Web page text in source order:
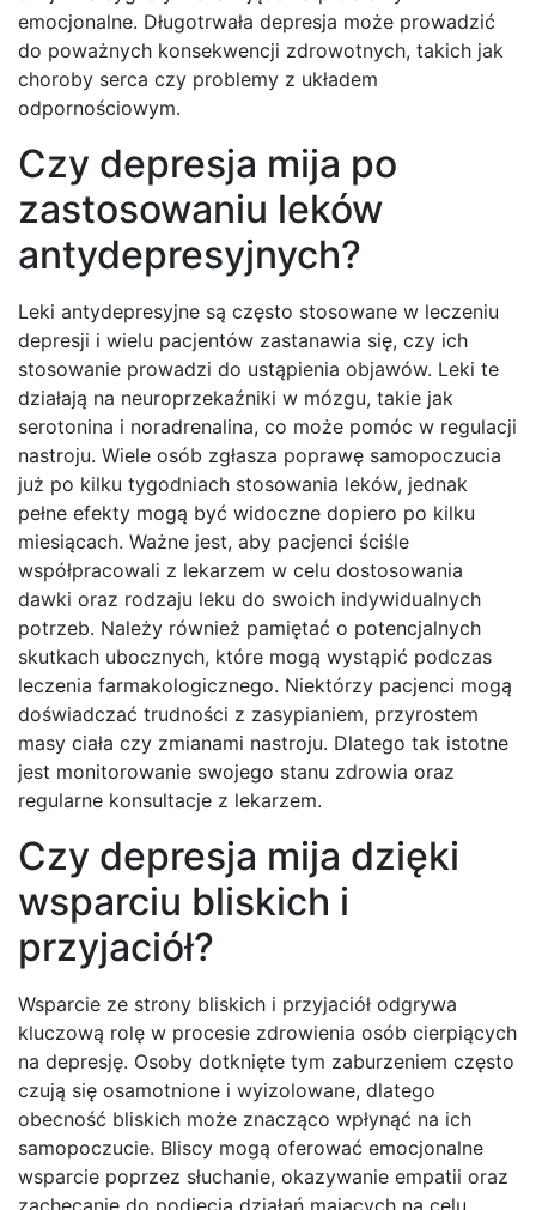
emocjonalne. Długotrwała depresja może prowadzić
do poważnych konsekwencji zdrowotnych, takich jak
choroby serca czy problemy z układem
odpornościowym.
Czy depresja mija po
zastosowaniu leków
antydepresyjnych?
Leki antydepresyjne są często stosowane w leczeniu
depresji i wielu pacjentów zastanawia się, czy ich
stosowanie prowadzi do ustąpienia objawów. Leki te
działają na neuroprzekaźniki w mózgu, takie jak
serotonina i noradrenalina, co może pomóc w regulacji
nastroju. Wiele osób zgłasza poprawę samopoczucia
już po kilku tygodniach stosowania leków, jednak
pełne efekty mogą być widoczne dopiero po kilku
miesiącach. Ważne jest, aby pacjenci ściśle
współpracowali z lekarzem w celu dostosowania
dawki oraz rodzaju leku do swoich indywidualnych
potrzeb. Należy również pamiętać o potencjalnych
skutkach ubocznych, które mogą wystąpić podczas
leczenia farmakologicznego. Niektórzy pacjenci mogą
doświadczać trudności z zasypianiem, przyrostem
masy ciała czy zmianami nastroju. Dlatego tak istotne
jest monitorowanie swojego stanu zdrowia oraz
regularne konsultacje z lekarzem.
Czy depresja mija dzięki
wsparciu bliskich i
przyjaciół?
Wsparcie ze strony bliskich i przyjaciół odgrywa
kluczową rolę w procesie zdrowienia osób cierpiących
na depresję. Osoby dotknięte tym zaburzeniem często
czują się osamotnione i wyizolowane, dlatego
obecność bliskich może znacząco wpłynąć na ich
samopoczucie. Bliscy mogą oferować emocjonalne
wsparcie poprzez słuchanie, okazywanie empatii oraz